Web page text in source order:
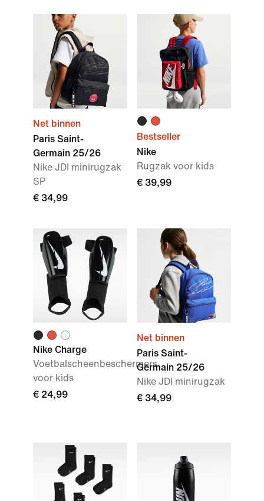
Net binnen
Paris Saint-
Germain 25/26
Nike JDI minirugzak
SP
€ 34,99
Bestseller
Nike
Rugzak voor kids
€ 39,99
Nike Charge
Voetbalscheenbeschermers
voor kids
€ 24,99
Net binnen
Paris Saint-
Germain 25/26
Nike JDI minirugzak
€ 34,99